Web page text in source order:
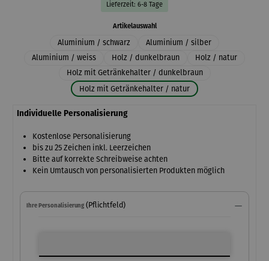
Lieferzeit: 6-8 Tage
Artikelauswahlauswählen
Aluminium / schwarz
Aluminium / silber
Aluminium / weiss
Holz / dunkelbraun
Holz / natur
Holz mit Getränkehalter / dunkelbraun
Holz mit Getränkehalter / natur
Individuelle Personalisierung
Kostenlose Personalisierung
bis zu 25 Zeichen inkl. Leerzeichen
Bitte auf korrekte Schreibweise achten
Kein Umtausch von personalisierten Produkten möglich
Ihre Personalisierung (Pflichtfeld)